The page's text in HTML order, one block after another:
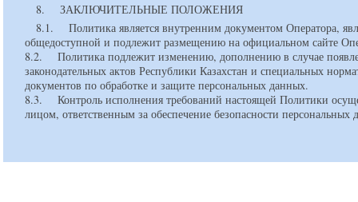
8. ЗАКЛЮЧИТЕЛЬНЫЕ ПОЛОЖЕНИЯ
8.1. Политика является внутренним документом Оператора,
общедоступной и подлежит размещению на официальном сайте
8.2. Политика подлежит изменению, дополнению в случае
законодательных актов Республики Казахстан и специальных
документов по обработке и защите персональных данных.
8.3. Контроль исполнения требований настоящей Политики
лицом, ответственным за обеспечение безопасности